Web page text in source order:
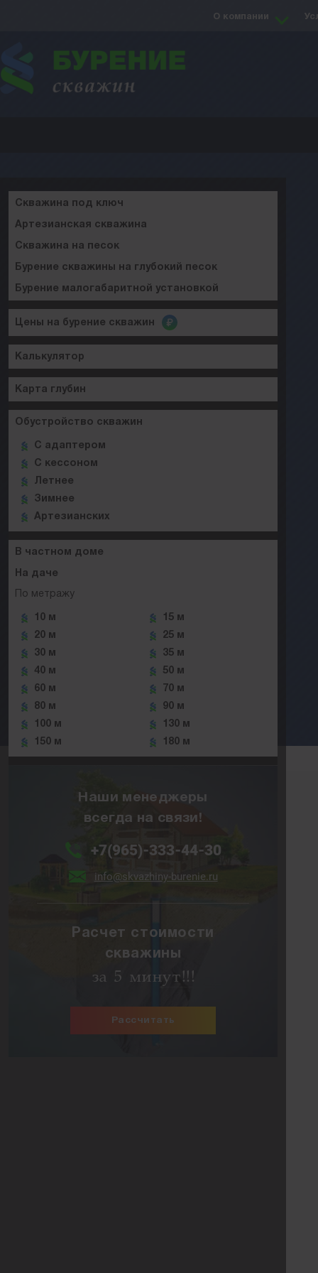
О компании
Скважина под ключ
Артезианская скважина
Скважина на песок
Бурение скважины на глубокий песок
Бурение малогабаритной установкой
Цены на бурение скважин
Калькулятор
Карта глубин
Обустройство скважин
C адаптером
C кессоном
Летнее
Зимнее
Артезианских
В частном доме
На даче
По метражу
10 м
15 м
20 м
25 м
30 м
35 м
40 м
50 м
60 м
70 м
80 м
90 м
100 м
130 м
150 м
180 м
Наши менеджеры
всегда на связи!
+7(965)-333-44-30
info@skvazhiny-burenie.ru
Расчет стоимости
скважины
за 5 минут!!!
Рассчитать